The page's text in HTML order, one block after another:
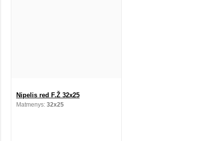
Nipelis red F.Ž 32x25
Matmenys: 32x25